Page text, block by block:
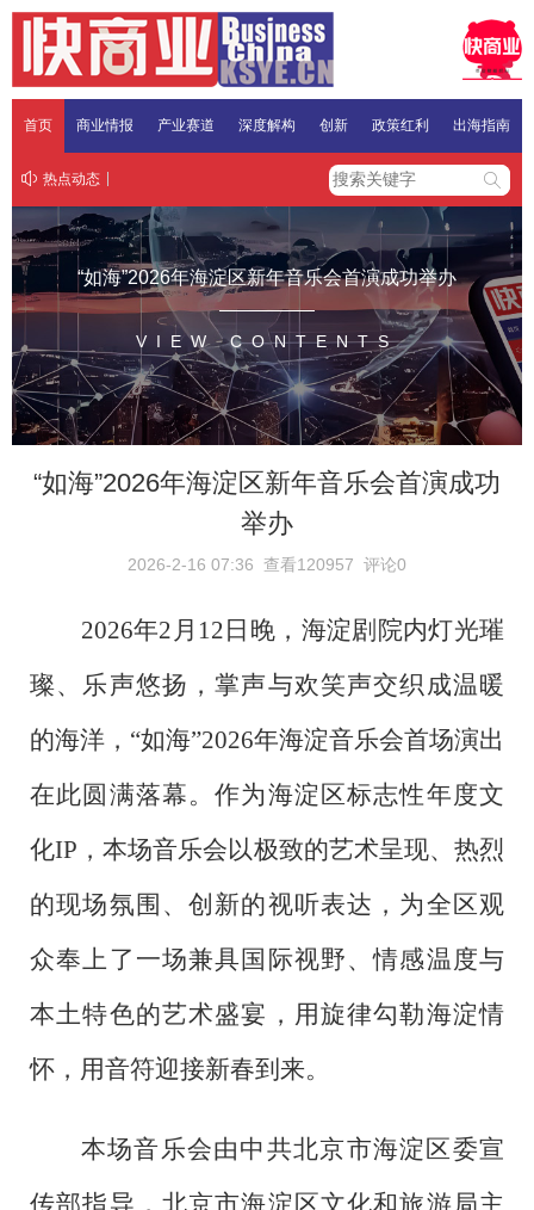
首页 商业情报 产业赛道 深度解构 创新 政策红利 出海指南
热点动态
“如海”2026年海淀区新年音乐会首演成功举办
VIEW CONTENTS
“如海”2026年海淀区新年音乐会首演成功
举办
2026-2-16 07:36 查看120957 评论0
2026年2月12日晚，海淀剧院内灯光璀
璨、乐声悠扬，掌声与欢笑声交织成温暖
的海洋，“如海”2026年海淀音乐会首场演出
在此圆满落幕。作为海淀区标志性年度文
化IP，本场音乐会以极致的艺术呈现、热烈
的现场氛围、创新的视听表达，为全区观
众奉上了一场兼具国际视野、情感温度与
本土特色的艺术盛宴，用旋律勾勒海淀情
怀，用音符迎接新春到来。
本场音乐会由中共北京市海淀区委宣
传部指导，北京市海淀区文化和旅游局主